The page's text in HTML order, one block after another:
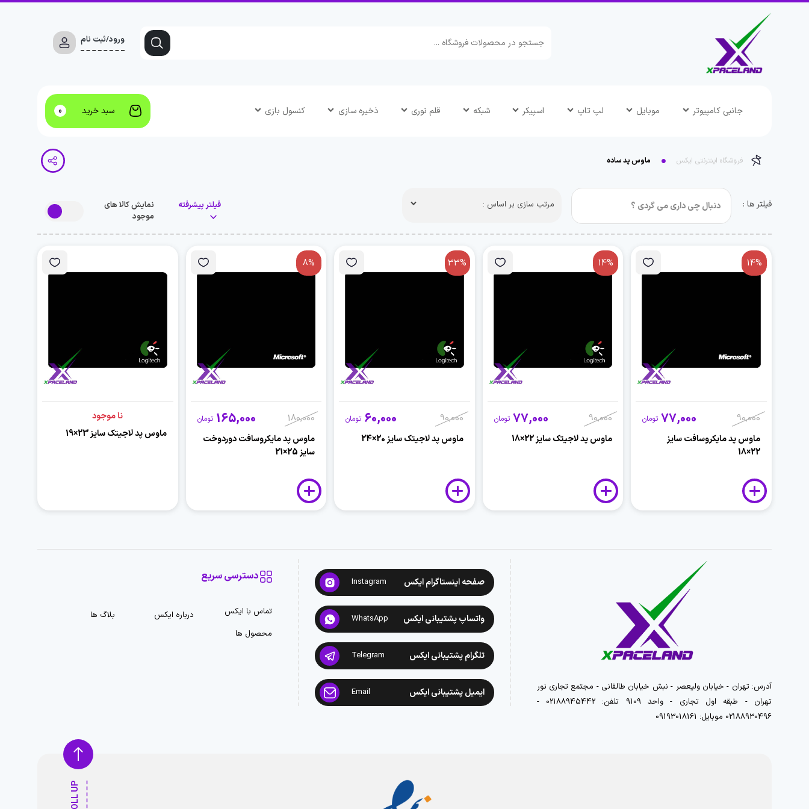
ورود/ثبت نام
جانبی کامپیوتر موبایل لپ تاپ اسپیکر شبکه قلم نوری ذخیره سازی کنسول بازی سبد خرید 0
فروشگاه اینترنتی ایکس ماوس پد ساده
فیلتر ها : مرتب سازی بر اساس : فیلتر پیشرفته
نمایش کالا های
موجود
14%
90,000
77,000 تومان
ماوس پد مایکروسافت سایز
22×18
14%
90,000
77,000 تومان
ماوس پد لاجیتک سایز 22×18
33%
90,000
60,000 تومان
ماوس پد لاجیتک سایز 20×24
8%
180,000
165,000 تومان
ماوس پد مایکروسافت دوردوخت
سایز 25×21
نا موجود
ماوس پد لاجیتک سایز 23×19
آدرس: تهران - خیابان ولیعصر - نبش خیابان طالقانی - مجتمع تجاری نور
تهران - طبقه اول تجاری - واحد 9109 تلفن: 02188945442 -
02188930496 موبایل: 09193018161
صفحه اینستاگرام ایکس Instagram
واتساپ پشتیبانی ایکس WhatsApp
تلگرام پشتیبانی ایکس Telegram
ایمیل پشتیبانی ایکس Email
دسترسی سریع
تماس با ایکس درباره ایکس
بلاگ ها
محصول ها